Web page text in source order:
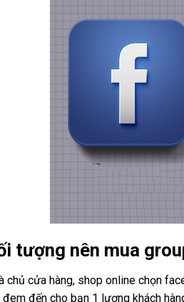
tượng nên mua
chủ cửa hàng, shop online chọn
đến cho bạn 1 lượng khách